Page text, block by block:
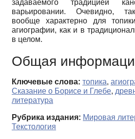
задаваемого традицией
варьировании. Очевидно,
вообще характерно для
агиографии, как и в
в целом.
Общая
Ключевые слова: топика,
Сказание о Борисе и Глебе,
литература
Рубрика издания: Мировая
Текстология